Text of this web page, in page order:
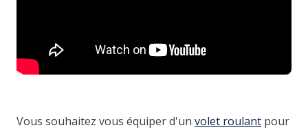
Vous souhaitez vous équiper d'un volet roulant pour